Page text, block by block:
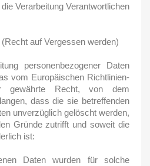
Verarbeitung Verantwortlichen
auf Vergessen werden)
personenbezogener Daten
vom Europäischen Richtlinien-
gewährte Recht, von dem
dass die sie betreffenden
unverzüglich gelöscht werden,
Gründe zutrifft und soweit die
ist:
Daten wurden für solche